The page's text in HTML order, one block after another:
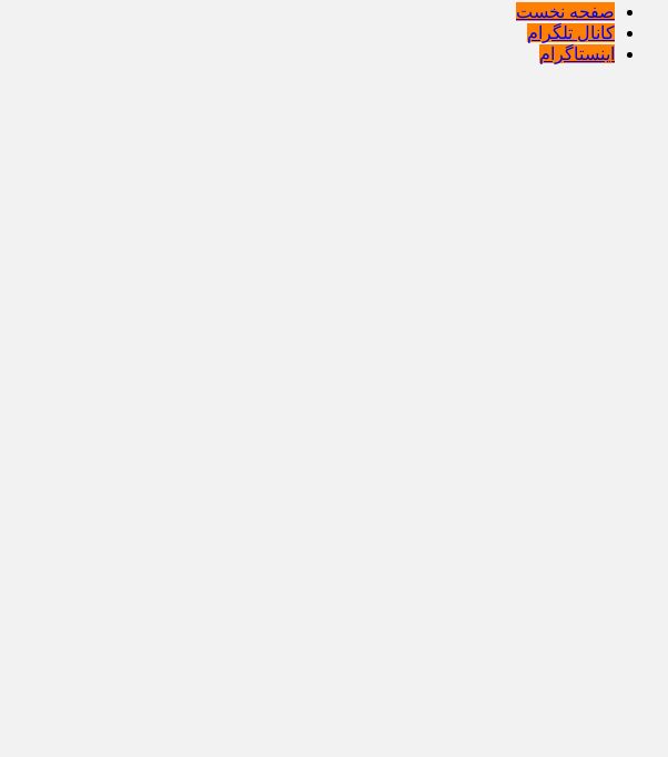
صفحه نخست
کانال تلگرام
اینستاگرام